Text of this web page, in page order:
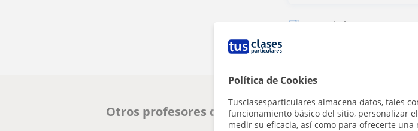
Política de Cookies
Tusclasesparticulares almacena datos, tales
funcionamiento básico del sitio, personalizar
medir su eficacia, así como para ofrecerte una
¿Hay algún error en
Otros profesores de Diseño Gráfico en Santa Cruz